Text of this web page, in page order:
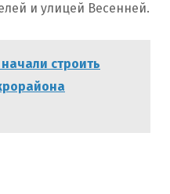
и улицей Весенней.
строить